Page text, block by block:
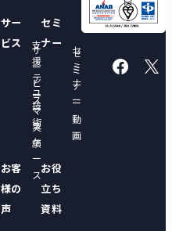
サー
ビス
サ
ー
ビ
ス
支
援
テ
ー
マ
実
績
技
術
ユ
ー
ス
ケ
ー
ス
セミ
ナー
セ
ミ
ナ
ー
セ
ミ
ナ
ー
動
画
お客
様の
声
お役
立ち
資料